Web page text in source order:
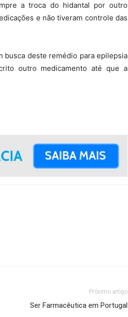
a troca do hidantal por outro
e não tiveram controle das
busca deste remédio para epilepsia
outro medicamento até que a
Próximo artigo
Ser Farmacêutica em Portugal